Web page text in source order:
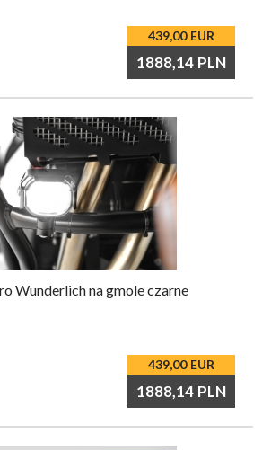
439,00 EUR
1888,14 PLN
Wunderlich na gmole czarne
439,00 EUR
1888,14 PLN